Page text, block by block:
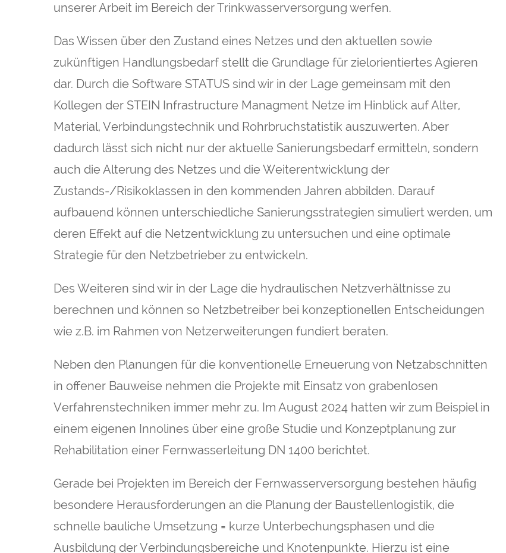
unserer Arbeit im Bereich der Trinkwasserversorgung werfen.
Das Wissen über den Zustand eines Netzes und den aktuellen sowie
zukünftigen Handlungsbedarf stellt die Grundlage für zielorientiertes Agieren
dar. Durch die Software STATUS sind wir in der Lage gemeinsam mit den
Kollegen der STEIN Infrastructure Managment Netze im Hinblick auf Alter,
Material, Verbindungstechnik und Rohrbruchstatistik auszuwerten. Aber
dadurch lässt sich nicht nur der aktuelle Sanierungsbedarf ermitteln, sondern
auch die Alterung des Netzes und die Weiterentwicklung der
Zustands-/Risikoklassen in den kommenden Jahren abbilden. Darauf
aufbauend können unterschiedliche Sanierungsstrategien simuliert werden, um
deren Effekt auf die Netzentwicklung zu untersuchen und eine optimale
Strategie für den Netzbetrieber zu entwickeln.
Des Weiteren sind wir in der Lage die hydraulischen Netzverhältnisse zu
berechnen und können so Netzbetreiber bei konzeptionellen Entscheidungen
wie z.B. im Rahmen von Netzerweiterungen fundiert beraten.
Neben den Planungen für die konventionelle Erneuerung von Netzabschnitten
in offener Bauweise nehmen die Projekte mit Einsatz von grabenlosen
Verfahrenstechniken immer mehr zu. Im August 2024 hatten wir zum Beispiel in
einem eigenen Innolines über eine große Studie und Konzeptplanung zur
Rehabilitation einer Fernwasserleitung DN 1400 berichtet.
Gerade bei Projekten im Bereich der Fernwasserversorgung bestehen häufig
besondere Herausforderungen an die Planung der Baustellenlogistik, die
schnelle bauliche Umsetzung = kurze Unterbechungsphasen und die
Ausbildung der Verbindungsbereiche und Knotenpunkte. Hierzu ist eine